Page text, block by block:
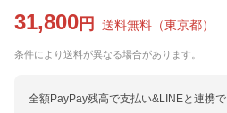
31,800 円 送料無料 （東京都）
条件により送料が異なる場合があります。
全額PayPay残高で支払い&LINEと連携で